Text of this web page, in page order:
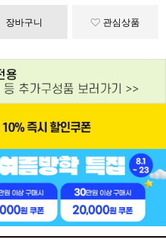
장바구니 관심상품